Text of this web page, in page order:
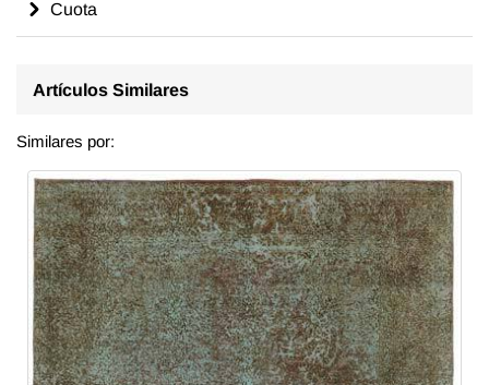
Cuota
Artículos Similares
Similares por: